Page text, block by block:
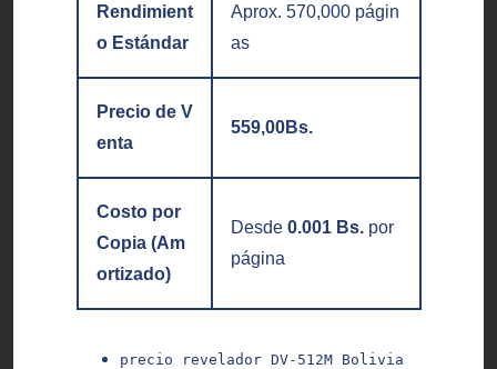
Rendimient
o Estándar
Aprox. 570,000 págin
as
Precio de V
enta
559,00Bs.
Costo por
Copia (Am
ortizado)
Desde 0.001 Bs.por
página
precio revelador DV-512M Bolivia